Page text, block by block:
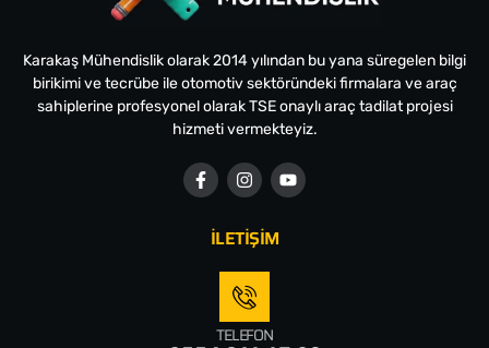
Karakaş Mühendislik olarak 2014 yılından bu yana süregelen bilgi
birikimi ve tecrübe ile otomotiv sektöründeki firmalara ve araç
sahiplerine profesyonel olarak TSE onaylı araç tadilat projesi
hizmeti vermekteyiz.
İLETİŞİM
TELEFON